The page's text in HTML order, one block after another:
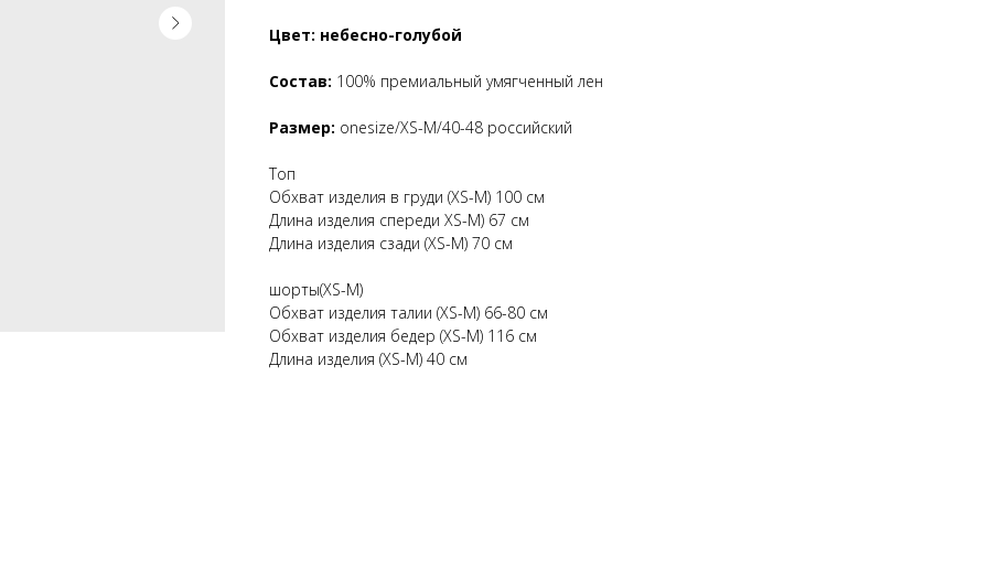
Цвет: небесно-голубой
Состав: 100% премиальный умягченный лен
Размер: onesize/XS-M/40-48 российский
Топ
Обхват изделия в груди (XS-M) 100 см
Длина изделия спереди XS-M) 67 см
Длина изделия сзади (XS-M) 70 см
шорты(XS-M)
Обхват изделия талии (XS-M) 66-80 см
Обхват изделия бедер (XS-M) 116 см
Длина изделия (XS-M) 40 см